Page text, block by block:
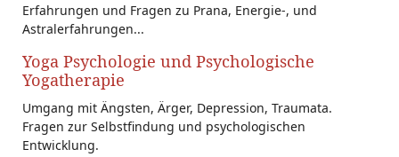
Erfahrungen und Fragen zu Prana, Energie-, und
Astralerfahrungen...
Yoga Psychologie und Psychologische
Yogatherapie
Umgang mit Ängsten, Ärger, Depression, Traumata.
Fragen zur Selbstfindung und psychologischen
Entwicklung.